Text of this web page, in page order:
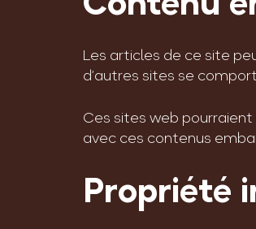
Les articles de ce site
d’autres sites se
Ces sites web
avec ces contenus
Propriété